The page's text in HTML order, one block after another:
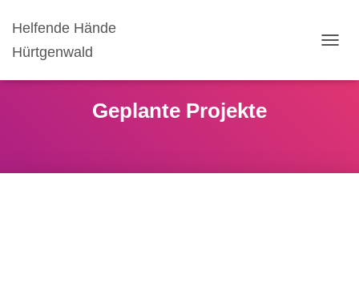
Helfende Hände
Hürtgenwald
Geplante Projekte